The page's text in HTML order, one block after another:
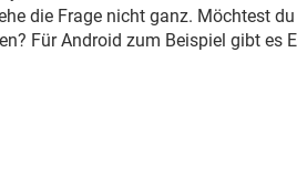
die Frage nicht ganz. Möchtest
Für Android zum Beispiel gibt es